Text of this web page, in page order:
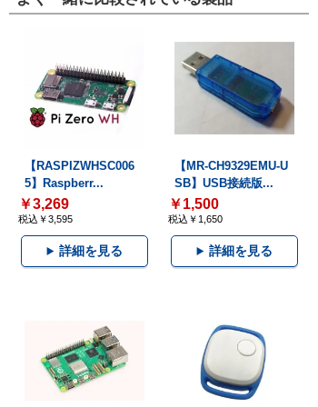
【RASPIZWHSC006
5】Raspberr...
￥3,269
税込￥3,595
詳細を見る
【MR-CH9329EMU-U
SB】USB接続版...
￥1,500
税込￥1,650
詳細を見る